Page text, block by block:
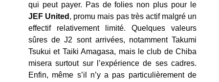
qui peut payer. Pas de folies non plus pour le
JEF United , promu mais pas très actif malgré un
effectif relativement limité. Quelques valeurs
sûres de J2 sont arrivées, notamment Takumi
Tsukui et Taiki Amagasa, mais le club de Chiba
misera surtout sur l’expérience de ses cadres.
Enfin, même s’il n’y a pas particulièrement de